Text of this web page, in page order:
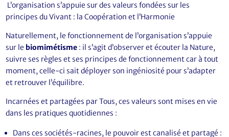
L’organisation s’appuie sur des valeurs fondées sur les
principes du Vivant : la Coopération et l’Harmonie
Naturellement, le fonctionnement de l’organisation s’appuie
sur le biomimétisme : il s’agit d’observer et écouter la Nature,
suivre ses règles et ses principes de fonctionnement car à tout
moment, celle-ci sait déployer son ingéniosité pour s’adapter
et retrouver l’équilibre.
Incarnées et partagées par Tous, ces valeurs sont mises en vie
dans les pratiques quotidiennes :
Dans ces sociétés-racines, le pouvoir est canalisé et partagé :